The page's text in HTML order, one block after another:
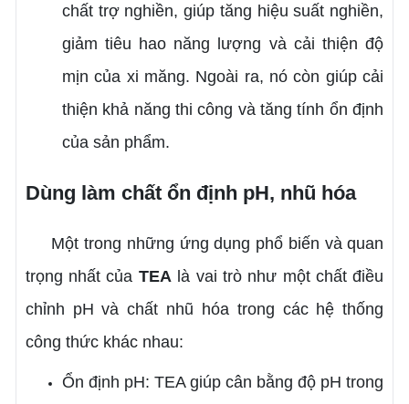
chất trợ nghiền, giúp tăng hiệu suất nghiền,
giảm tiêu hao năng lượng và cải thiện độ
mịn của xi măng. Ngoài ra, nó còn giúp cải
thiện khả năng thi công và tăng tính ổn định
của sản phẩm.
Dùng làm chất ổn định pH, nhũ hóa
Một trong những ứng dụng phổ biến và quan
trọng nhất của TEA là vai trò như một chất điều
chỉnh pH và chất nhũ hóa trong các hệ thống
công thức khác nhau:
Ổn định pH: TEA giúp cân bằng độ pH trong